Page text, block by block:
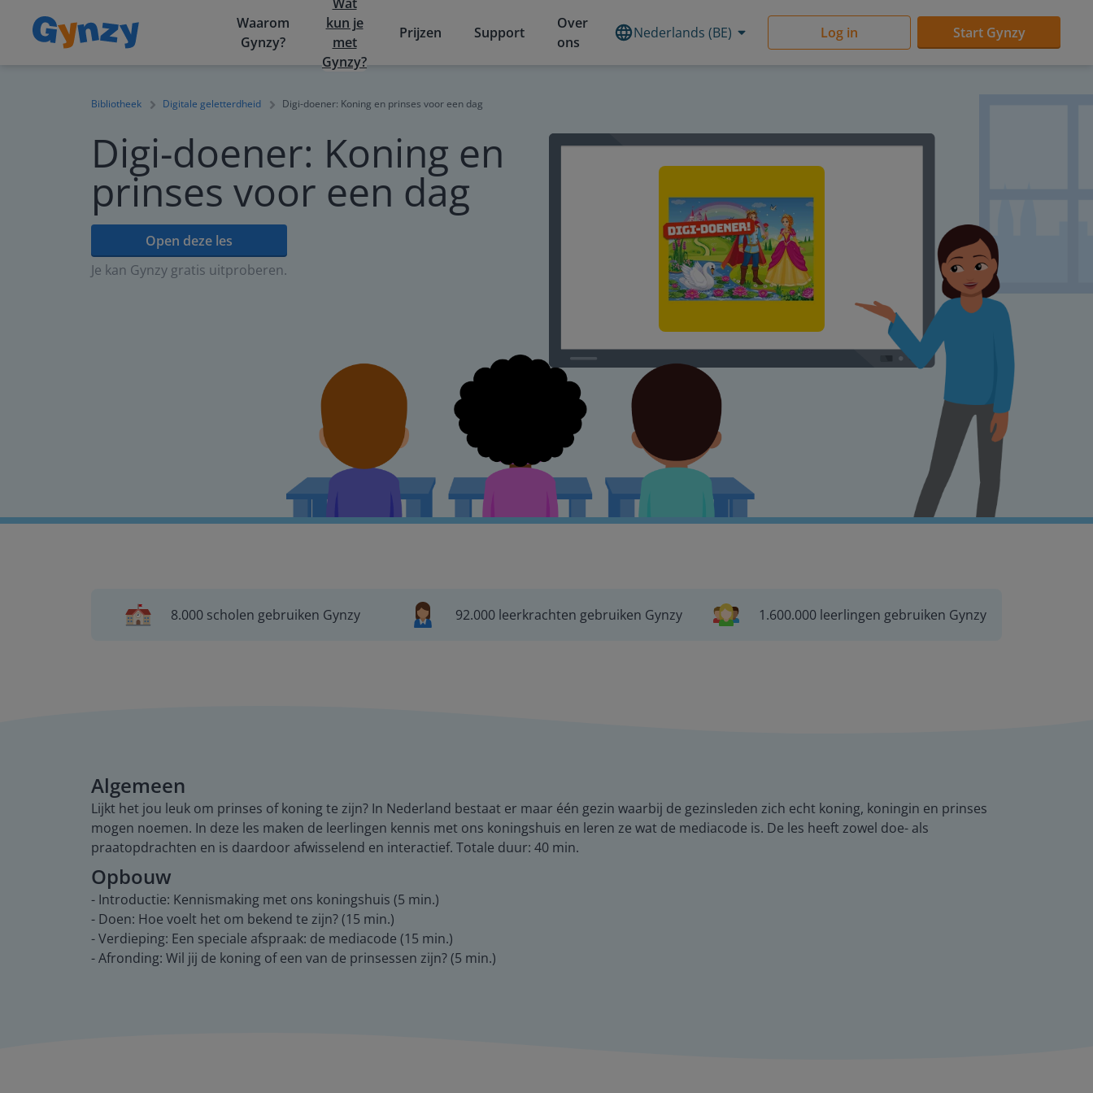
Waarom
Gynzy?
kun je
met
Gynzy?
Prijzen Support
Over
ons
Nederlands (BE) Log in Start Gynzy
Bibliotheek Digitale geletterdheid Digi-doener: Koning en prinses voor een dag
Digi-doener: Koning en
prinses voor een dag
Open deze les
Je kan Gynzy gratis uitproberen.
8.000 scholen gebruiken Gynzy 92.000 leerkrachten gebruiken Gynzy 1.600.000 leerlingen gebruiken Gynzy
Algemeen
Lijkt het jou leuk om prinses of koning te zijn? In Nederland bestaat er maar één gezin waarbij de gezinsleden zich echt koning, koningin en prinses
mogen noemen. In deze les maken de leerlingen kennis met ons koningshuis en leren ze wat de mediacode is. De les heeft zowel doe- als
praatopdrachten en is daardoor afwisselend en interactief. Totale duur: 40 min.
Opbouw
- Introductie: Kennismaking met ons koningshuis (5 min.)
- Doen: Hoe voelt het om bekend te zijn? (15 min.)
- Verdieping: Een speciale afspraak: de mediacode (15 min.)
- Afronding: Wil jij de koning of een van de prinsessen zijn? (5 min.)